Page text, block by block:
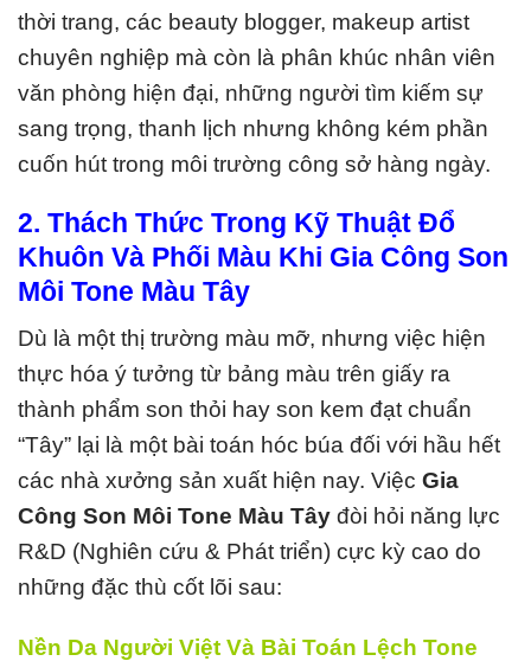
thời trang, các beauty blogger, makeup artist
chuyên nghiệp mà còn là phân khúc nhân viên
văn phòng hiện đại, những người tìm kiếm sự
sang trọng, thanh lịch nhưng không kém phần
cuốn hút trong môi trường công sở hàng ngày.
2. Thách Thức Trong Kỹ Thuật Đổ
Khuôn Và Phối Màu Khi Gia Công Son
Môi Tone Màu Tây
Dù là một thị trường màu mỡ, nhưng việc hiện
thực hóa ý tưởng từ bảng màu trên giấy ra
thành phẩm son thỏi hay son kem đạt chuẩn
“Tây” lại là một bài toán hóc búa đối với hầu hết
các nhà xưởng sản xuất hiện nay. Việc Gia
Công Son Môi Tone Màu Tây đòi hỏi năng lực
R&D (Nghiên cứu & Phát triển) cực kỳ cao do
những đặc thù cốt lõi sau:
Nền Da Người Việt Và Bài Toán Lệch Tone